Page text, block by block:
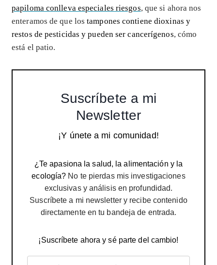
papiloma conlleva especiales riesgos, que si ahora nos
enteramos de que lostampones contiene dioxinas y
restos de pesticidas y pueden ser cancerígenos, cómo
está el patio.
Suscríbete a mi
Newsletter
¡Y únete a mi comunidad!
¿Te apasiona la salud, la alimentación y la
ecología? No te pierdas mis investigaciones
exclusivas y análisis en profundidad.
Suscríbete a mi newsletter y recibe contenido
directamente en tu bandeja de entrada.
¡Suscríbete ahora y sé parte del cambio!